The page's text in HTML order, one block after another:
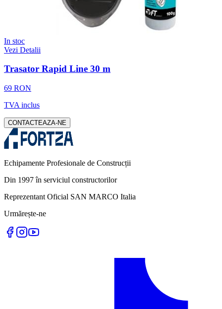
In stoc
Vezi Detalii
Trasator Rapid Line 30 m
69 RON
TVA inclus
CONTACTEAZA-NE
Echipamente Profesionale de Construcții
Din 1997 în serviciul constructorilor
Reprezentant Oficial SAN MARCO Italia
Urmărește-ne